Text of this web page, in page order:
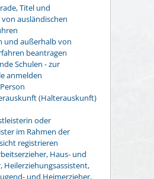
Titel und
ausländischen
und außerhalb von
beantragen
Schulen - zur
anmelden
(Halterauskunft)
oder
im Rahmen der
registrieren
Haus- und
Heilerziehungsassistent,
und Heimerzieher,